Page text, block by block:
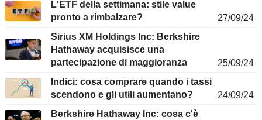
L'ETF della settimana: stile value
pronto a rimbalzare?
27/09/24
Sirius XM Holdings Inc: Berkshire
Hathaway acquisisce una
partecipazione di maggioranza
25/09/24
Indici: cosa comprare quando i tassi
scendono e gli utili aumentano?
24/09/24
Berkshire Hathaway Inc: cosa c'è